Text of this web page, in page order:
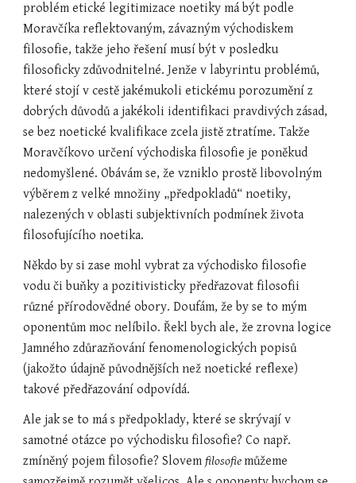
problém etické legitimizace noetiky má být podle
Moravčíka reflektovaným, závazným východiskem
filosofie, takže jeho řešení musí být v posledku
filosoficky zdůvodnitelné. Jenže v labyrintu problémů,
které stojí v cestě jakémukoli etickému porozumění z
dobrých důvodů a jakékoli identifikaci pravdivých zásad,
se bez noetické kvalifikace zcela jistě ztratíme. Takže
Moravčíkovo určení východiska filosofie je poněkud
nedomyšlené. Obávám se, že vzniklo prostě libovolným
výběrem z velké množiny „předpokladů“ noetiky,
nalezených v oblasti subjektivních podmínek života
filosofujícího noetika.
Někdo by si zase mohl vybrat za východisko filosofie
vodu či buňky a pozitivisticky předřazovat filosofii
různé přírodovědné obory. Doufám, že by se to mým
oponentům moc nelíbilo. Řekl bych ale, že zrovna logice
Jamného zdůrazňování fenomenologických popisů
(jakožto údajně původnějších než noetické reflexe)
takové předřazování odpovídá.
Ale jak se to má s předpoklady, které se skrývají v
samotné otázce po východisku filosofie? Co např.
zmíněný pojem filosofie? Slovem filosofie můžeme